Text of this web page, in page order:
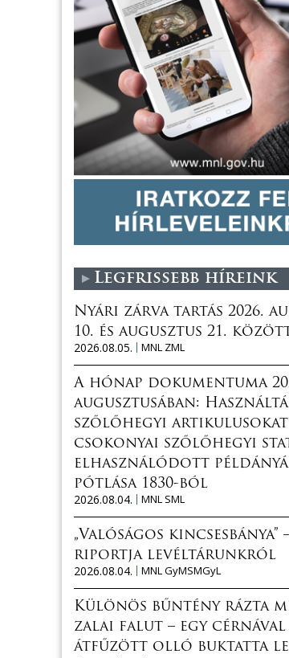
Legfrissebb híreink
Nyári zárva tartás 2026.
10. és augusztus 21.
2026.08.05.
MNL ZML
A hónap dokumentuma
augusztusában:
szőlőhegyi
csokonyai szőlőhegyi
elhasználódott
pótlása 1830-ból
2026.08.04.
MNL SML
„Valóságos kincsesbánya”
riportja levéltárunkról
2026.08.04.
MNL GyMSMGyL
Különös bűntény rázta
zalai falut – egy cérnával
átfűzött olló buktatta le